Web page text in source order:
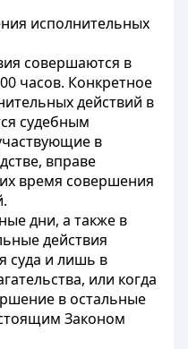
исполнительных
совершаются в
часов. Конкретное
действий в
судебным
в
вправе
время совершения
дни, а также в
действия
суда и лишь в
или когда
в остальные
Законом